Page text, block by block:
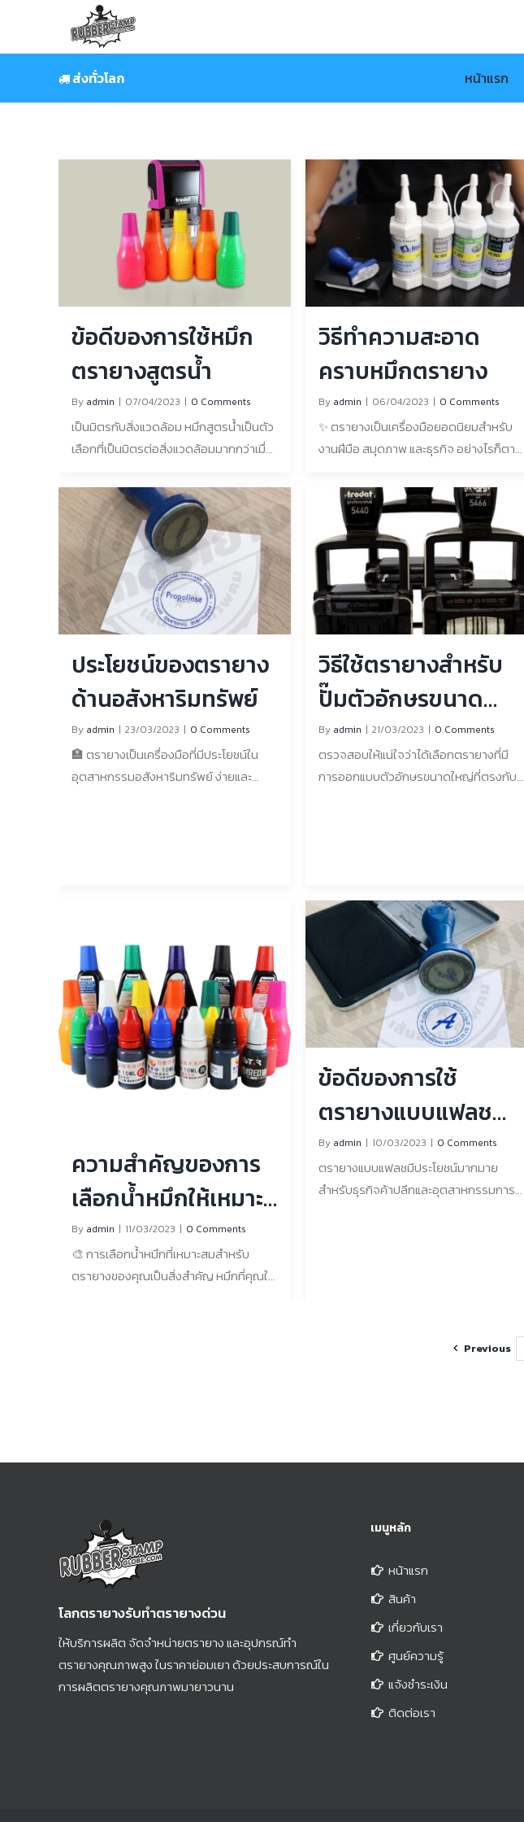
content
ส่งทั่วโลก หน้าแรก
ข้อดีของการใช้หมึก
ตรายางสูตรน้ำ
By admin | 07/04/2023 | 0 Comments
เป็นมิตรกับสิ่งแวดล้อม หมึกสูตรน้ำเป็นตัว
เลือกที่เป็นมิตรต่อสิ่งแวดล้อมมากกว่าเมื่อ
พิมพ์ที่ใช้น้ำทำขึ้นโดยใช้น้ำเป็นตัวทำละลาย
หลัก ซึ่งหมายความว่าไม่มีสารเคมีอันตราย
ที่อาจเป็นอันตรายต่อสิ่งแวดล้อม นอกจาก
นี้ยังหมายความว่าพวกเขามีโอกาสน้อยที่จะ
ก่อให้เกิดมลพิษทางอากาศและการปล่อย
ก๊าซเรือนกระจก ปลอดสารพิษ ข้อดีอีก
อย่างของหมึกตรายางแบบน้ำคือไม่มีพิษ
กับเด็กและสัตว์ ทำความสะอาดง่าย หมึก
แบบน้ำนั้นทำความสะอาดได้ง่ายกว่าหมึก
แบบน้ำมันมาก สามารถทำความสะอาดได้
ด้วยสบู่และน้ำเท่านั้น ซึ่งหมายความว่าไม่
ต้องใช้สารเคมีหรือตัวทำละลายที่รุนแรง
นอกจากนี้ยังหมายความว่าตรายางของ
หมึกสูตรน้ำแห้งเร็วกว่า จึงมีโอกาสน้อยที่
จะถ่ายโอนไปยังพื้นผิวอื่นๆ เมื่อนำตรา
ประทับออก ทำให้เป็นตัวเลือกที่ยอดเยี่ยม
สำหรับการใช้งานในสมุดภาพและงานฝีมือ
กระดาษอื่นๆ ช่องทางการติดต่อสั่งซื้อ
สินค้า 📱 : 080 069 2509 💌 : E-mail :
rubberstampglobe@gmail.com 📧 : [...]
วิธีทำความสะอาด
คราบหมึกตรายาง
By admin | 06/04/2023 | 0 Comments
✨ ตรายางเป็นเครื่องมือยอดนิยมสำหรับ
งานฝีมือ สมุดภาพ และธุรกิจ อย่างไรก็ตาม
อาจเป็นเรื่องที่ท้าทาย หากคุณเคยต้อง
รับมือกับคราบหมึกที่ฝังแน่นบนมือ เสื้อผ้า
หรือเฟอร์นิเจอร์ คุณจะรู้ว่ามันน่าหงุดหงิด
แค่ไหน วิธีทำความสะอาดคราบหมึก
ตรายางมีดังนี้ ทำความสะอาดคราบให้เร็ว
ที่สุด หัวใจสำคัญของการขจัดคราบหมึก
ตรายางคือต้องทำความสะอาดให้เร็วที่สุด
ขึ้นเท่านั้น หากคุณสังเกตเห็นคราบหมึก ให้
ทำความสะอาดทันที ใช้ผ้าชุบน้ำหมาดๆ หาก
คราบหมึกติดมือ ให้ใช้ผ้าชุบน้ำเช็ดออก ถู
บริเวณนั้นเบาๆ แล้วล้างมือด้วยสบู่และน้ำ
ใช้แอลกอฮอล์ หากคราบหมึกอยู่บนพื้นผิว
แข็ง เช่น โต๊ะหรือเคาน์เตอร์ ให้ใช้
จากนั้นปล่อยทิ้งไว้สักครู่ [...]
ประโยชน์ของตรายาง
ด้านอสังหาริมทรัพย์
By admin | 23/03/2023 | 0 Comments
🏣 ตรายางเป็นเครื่องมือที่มีประโยชน์ใน
อุตสาหกรรมอสังหาริมทรัพย์ ง่ายและ
สถานะของทรัพย์สิน เช่น "ขาย" "อยู่ระหว่าง
สัญญา" หรือ "ขายแล้ว" . 📃 การใช้ตรายาง
ที่สำคัญอีกอย่างหนึ่งในอสังหาริมทรัพย์คือ
การเพิ่มลายเซ็นลงในเอกสาร สิ่งนี้สามารถ
ช่วยในการรับรองความถูกต้องของเอกสาร
และทำให้แน่ใจว่าเอกสารเหล่านั้นมีผลผูกพัน
ตามกฎหมาย นอกจากนี้ ยังสามารถใช้
แล้ว ตรายางเป็นเครื่องมือที่มีค่าใน
อุตสาหกรรมอสังหาริมทรัพย์ ซึ่งเป็นวิธีที่
ง่ายและมีประสิทธิภาพในการทำ
คุณจะเป็นตัวแทนอสังหาริมทรัพย์ นายหน้า
การใช้ตรายางสามารถช่วยให้คุณจัด
ระเบียบ ประหยัดเวลา และมั่นใจได้ว่า
วิธีใช้ตรายางสำหรับ
ปั๊มตัวอักษรขนาด
ใหญ่
By admin | 21/03/2023 | 0 Comments
ตรวจสอบให้แน่ใจว่าได้เลือกตรายางที่มี
การออกแบบตัวอักษรขนาดใหญ่ที่ตรงกับ
และสม่ำเสมอ ค่อยๆ ยกตรายางขึ้น และห่าง
จากพื้นผิว เพื่อหลีกเลี่ยงไม่ให้ตัวอักษรที่ปั๊ม
ลงไปเลอะหรือเปื้อน 💯 เมื่อทำตามขั้นตอน
ง่าย ๆ เหล่านี้ คุณจะสามารถใช้ตรายาง
สำหรับการปั๊มตัวอักษรขนาดใหญ่บนพื้นผิว
ต่าง ๆ ได้อย่างมีประสิทธิภาพ ช่องทางการ
ติดต่อสั่งซื้อสินค้า 📱 : 080 069 2509 💌
rubberstampglobe@gmail.com 📧 :
Line : https://lin.ee/RTRkJRV 🌐 : เว็บไซต์
ความสำคัญของการ
เลือกน้ำหมึกให้เหมาะ
สมสำหรับตรายาง
แบบแฟลช
By admin | 11/03/2023 | 0 Comments
🎨 การเลือกน้ำหมึกที่เหมาะสมสำหรับ
ตรายางของคุณเป็นสิ่งสำคัญ หมึกที่คุณใช้
หากคุณมีตรายางแบบหมึกในตัว คุณจำเป็น
ต้องใช้หมึกที่เข้ากันได้กับตรายาง การใช้
หมึกผิดอาจทำให้ตรายางเสียหายหรือ
ทำงานผิดปกติได้ 🌹 สรุปแล้ว การเลือกน้ำ
หมึกตรายางที่เหมาะสมมีความสำคัญต่อ
ได้ยาวนาน 🧡 ช่องทางการติดต่อสั่งซื้อ
สินค้า 🧡 📱 : 080 069 2509 💌 : E-mail :
rubberstampglobe@gmail.com 📧 :
ข้อดีของการใช้
ตรายางแบบแฟลช
สำหรับการค้าปลีกและ
การบริการ
By admin | 10/03/2023 | 0 Comments
ตรายางแบบแฟลชมีประโยชน์มากมาย
สำหรับธุรกิจค้าปลีกและอุตสาหกรรมการ
ปรับแต่ง: ตรายางแบบแฟลชสามารถปรับ
แบบแฟลชมีขนาดกะทัดรัดและพกพาได้
ทำให้ง่ายต่อการใช้งานในทุกสถานที่ ไม่ว่า
จะเป็นที่เคาน์เตอร์ชำระเงินหรือในร้าน
อาจมีคุณสมบัติด้านความปลอดภัย เช่น
หมึก UV หรือการออกแบบพิเศษที่ทำให้ยาก
ต่อการทำซ้ำหรือปลอมแปลงเอกสาร ซึ่ง
ช่วยเพิ่มการป้องกันสำหรับธุรกิจ โดยรวม
แล้ว ตรายางแบบแฟลชเป็นเครื่องมือ
อเนกประสงค์และใช้งานได้จริงสำหรับธุรกิจ
Previous
โลกตรายางรับทำตรายางด่วน
ให้บริการผลิต จัดจำหน่ายตรายาง และอุปกรณ์ทำ
ตรายางคุณภาพสูง ในราคาย่อมเยา ด้วยประสบการณ์ใน
การผลิตตรายางคุณภาพมายาวนาน
เมนูหลัก
หน้าแรก
สินค้า
เกี่ยวกับเรา
ศูนย์ความรู้
แจ้งชำระเงิน
ติดต่อเรา